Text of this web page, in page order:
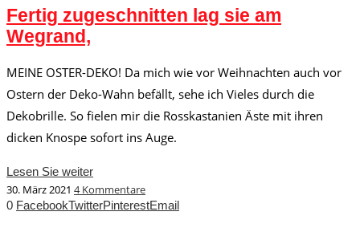
Fertig zugeschnitten lag sie am
Wegrand,
MEINE OSTER-DEKO! Da mich wie vor Weihnachten auch vor
Ostern der Deko-Wahn befällt, sehe ich Vieles durch die
Dekobrille. So fielen mir die Rosskastanien Äste mit ihren
dicken Knospe sofort ins Auge.
Lesen Sie weiter
30. März 2021 4 Kommentare
0 FacebookTwitterPinterestEmail